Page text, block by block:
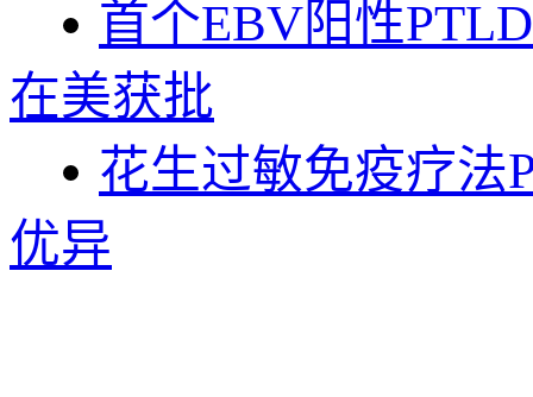
首个EBV阳性
在美获批
花生过敏免疫疗法
优异